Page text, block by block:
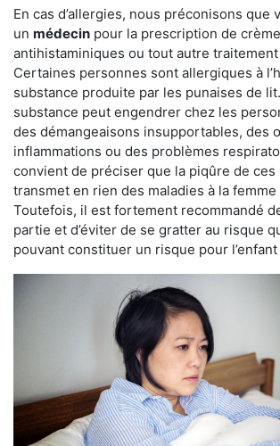
En cas d’allergies, nous préconisons que
un médecin pour la prescription de
antihistaminiques ou tout autre traitement
Certaines personnes sont allergiques à
substance produite par les punaises de
substance peut engendrer chez les
des démangeaisons insupportables, des
inflammations ou des problèmes
convient de préciser que la piqûre de ces
transmet en rien des maladies à la
Toutefois, il est fortement recommandé
partie et d’éviter de se gratter au risque
pouvant constituer un risque pour